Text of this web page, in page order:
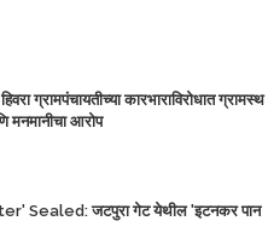
ग्रामपंचायतीच्या कारभाराविरोधात ग्रामस्थ
आरोप
Sealed: जटपुरा गेट येथील 'इटनकर पान